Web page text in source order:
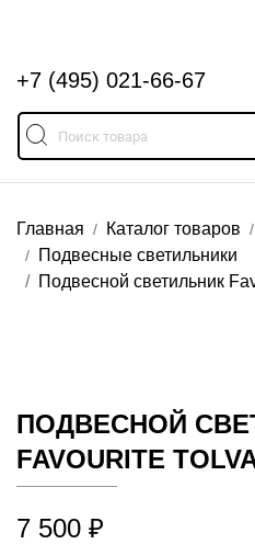
+7 (495) 021-66-67
Главная Каталог товаров
Подвесные светильники
Подвесной светильник
ПОДВЕСНОЙ
FAVOURITE
7 500 ₽